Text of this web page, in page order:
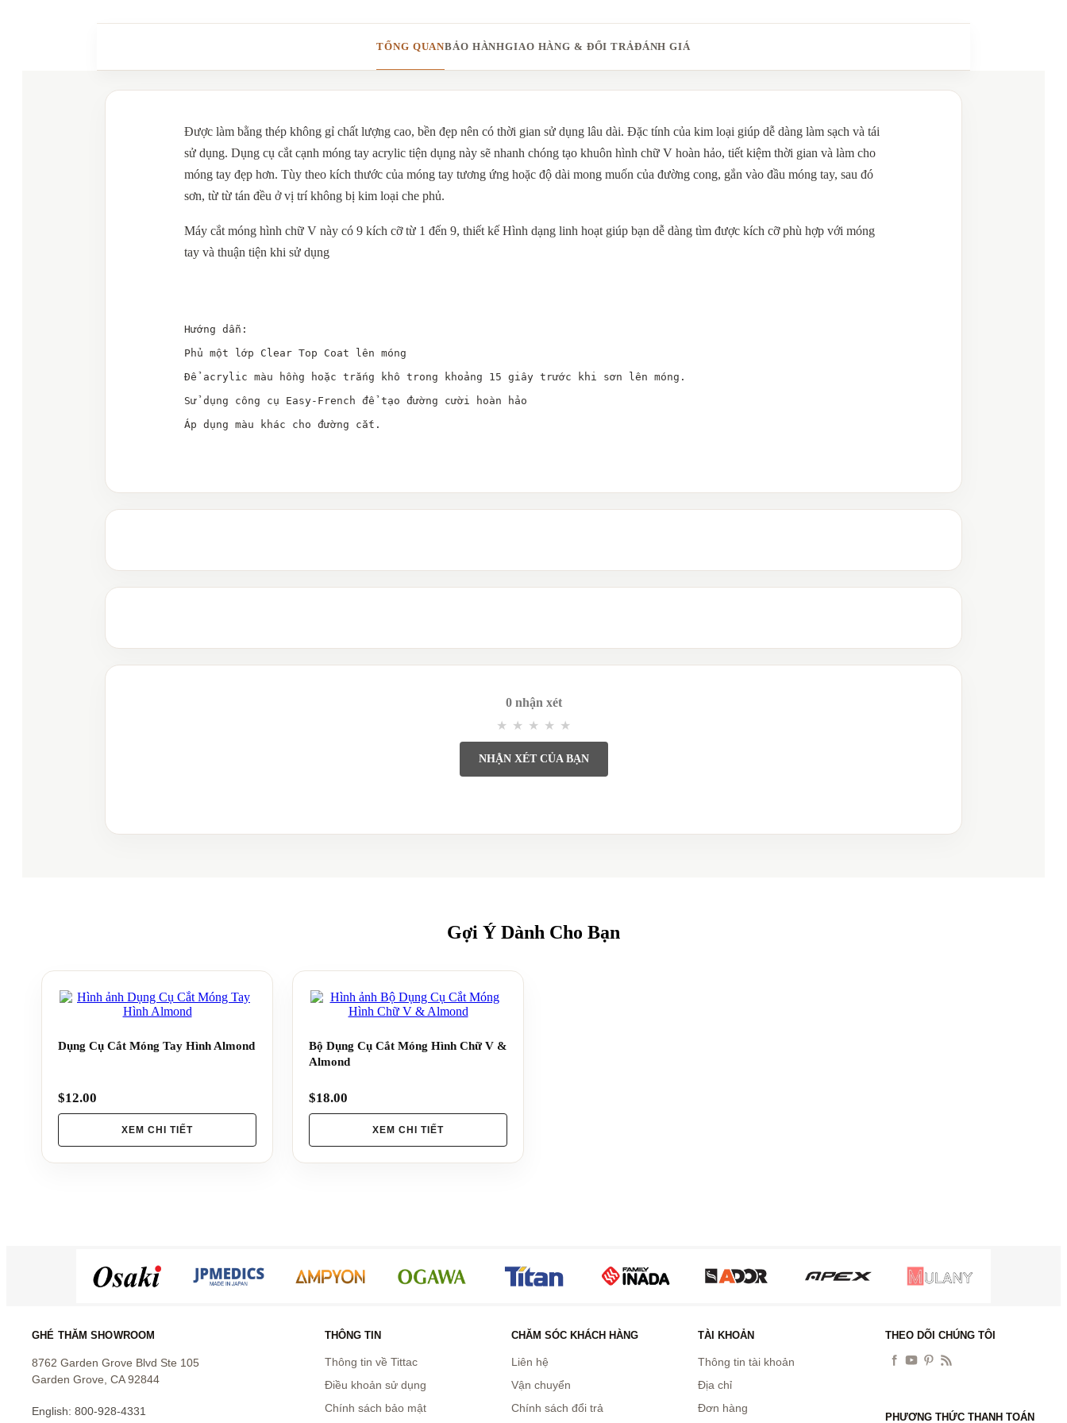
TỔNG QUANBẢO HÀNHGIAO HÀNG & ĐỔI TRẢĐÁNH GIÁ
Được làm bằng thép không gỉ chất lượng cao, bền đẹp nên có thời gian sử dụng lâu dài. Đặc tính của kim loại giúp dễ dàng làm sạch và tái
sử dụng. Dụng cụ cắt cạnh móng tay acrylic tiện dụng này sẽ nhanh chóng tạo khuôn hình chữ V hoàn hảo, tiết kiệm thời gian và làm cho
móng tay đẹp hơn. Tùy theo kích thước của móng tay tương ứng hoặc độ dài mong muốn của đường cong, gắn vào đầu móng tay, sau đó
sơn, từ từ tán đều ở vị trí không bị kim loại che phủ.
Máy cắt móng hình chữ V này có 9 kích cỡ từ 1 đến 9, thiết kế Hình dạng linh hoạt giúp bạn dễ dàng tìm được kích cỡ phù hợp với móng
tay và thuận tiện khi sử dụng
Hướng dẫn:
Phủ một lớp Clear Top Coat lên móng
Để acrylic màu hồng hoặc trắng khô trong khoảng 15 giây trước khi sơn lên móng.
Sử dụng công cụ Easy-French để tạo đường cười hoàn hảo
Áp dụng màu khác cho đường cắt.
0 nhận xét
★ ★ ★ ★ ★
NHẬN XÉT CỦA BẠN
Gợi Ý Dành Cho Bạn
Dụng Cụ Cắt Móng Tay Hình Almond
$12.00
XEM CHI TIẾT
Bộ Dụng Cụ Cắt Móng Hình Chữ V &
Almond
$18.00
XEM CHI TIẾT
GHÉ THĂM SHOWROOM
8762 Garden Grove Blvd Ste 105
Garden Grove, CA 92844
English: 800-928-4331
THÔNG TIN
Thông tin về Tittac
Điều khoản sử dụng
Chính sách bảo mật
CHĂM SÓC KHÁCH HÀNG
Liên hệ
Vận chuyển
Chính sách đổi trả
TÀI KHOẢN
Thông tin tài khoản
Địa chỉ
Đơn hàng
THEO DÕI CHÚNG TÔI
PHƯƠNG THỨC THANH TOÁN